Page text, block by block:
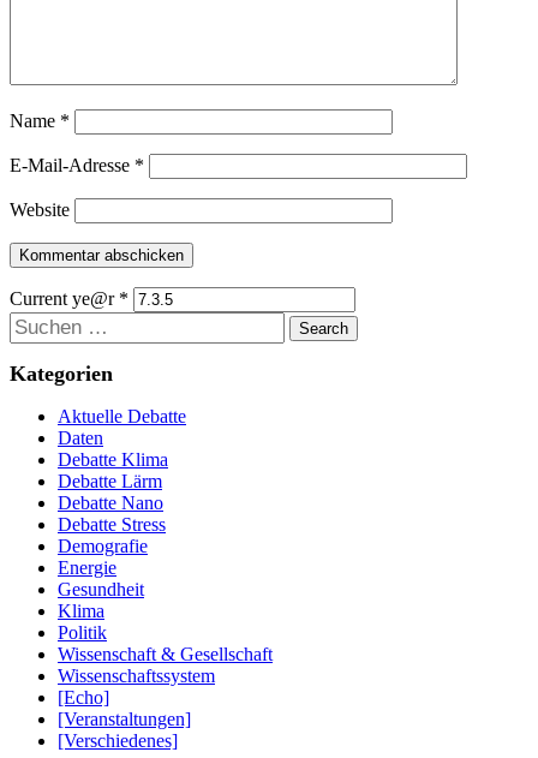
Name *
E-Mail-Adresse *
Website
Current ye@r *
Suchen
Kategorien
Aktuelle Debatte
Daten
Debatte Klima
Debatte Lärm
Debatte Nano
Debatte Stress
Demografie
Energie
Gesundheit
Klima
Politik
Wissenschaft & Gesellschaft
Wissenschaftssystem
[Echo]
[Veranstaltungen]
[Verschiedenes]